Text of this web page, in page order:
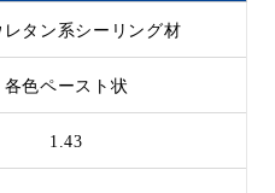
レタン系シーリング材
各色ペースト状
1.43